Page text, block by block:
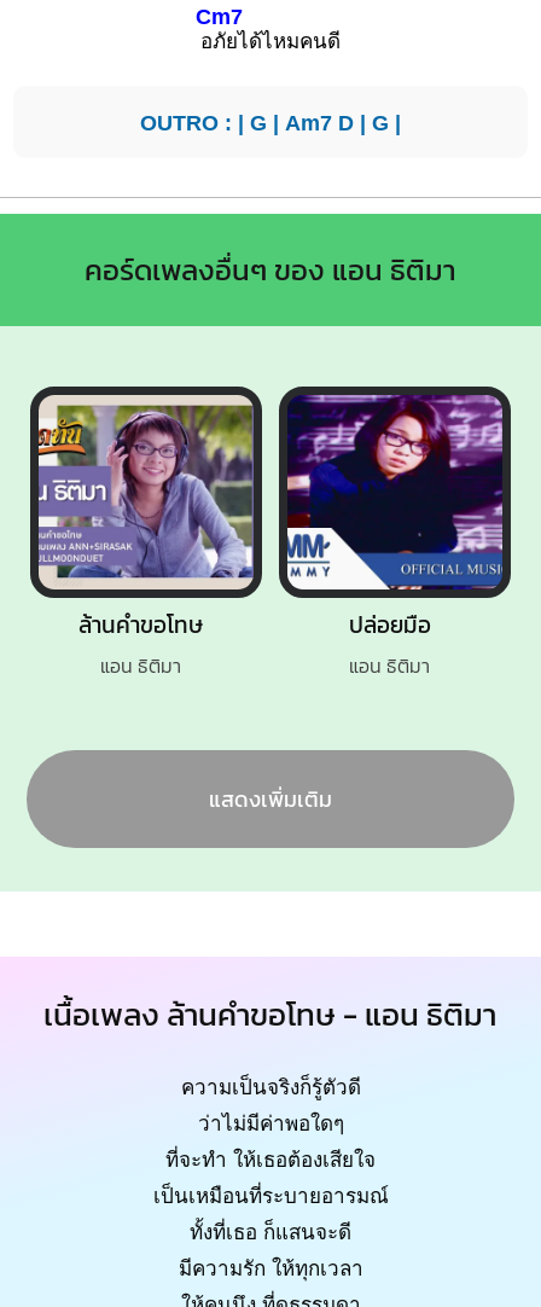
อ
Cm7
ภัยได้ไหมคนดี
OUTRO : | G | Am7 D | G |
คอร์ดเพลงอื่นๆ ของ แอน ธิติมา
ปล่อยมือ
แอน ธิติมา
ล้านคำขอโทษ
แอน ธิติมา
แสดงเพิ่มเติม
เนื้อเพลง ล้านคำขอโทษ - แอน ธิติมา
ความเป็นจริงก็รู้ตัวดี
ว่าไม่มีค่าพอใดๆ
ที่จะทำ ให้เธอต้องเสียใจ
เป็นเหมือนที่ระบายอารมณ์
ทั้งที่เธอ ก็แสนจะดี
มีความรัก ให้ทุกเวลา